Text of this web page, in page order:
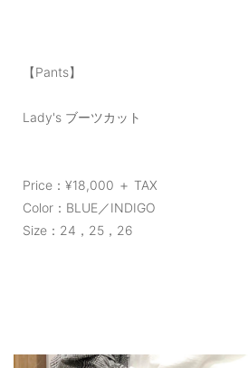
【Pants】
Lady's ブーツカット
Price：¥18,000 ＋ TAX
Color：BLUE／INDIGO
Size：24，25，26